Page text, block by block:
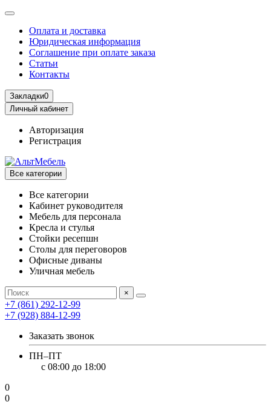
Оплата и доставка
Юридическая информация
Соглашение при оплате заказа
Статьи
Контакты
Закладки0
Личный кабинет
Авторизация
Регистрация
Все категории
Все категории
Кабинет руководителя
Мебель для персонала
Кресла и стулья
Стойки ресепшн
Столы для переговоров
Офисные диваны
Уличная мебель
×
+7 (861) 292-12-99
+7 (928) 884-12-99
Заказать звонок
ПН–ПТ
с 08:00 до 18:00
0
0